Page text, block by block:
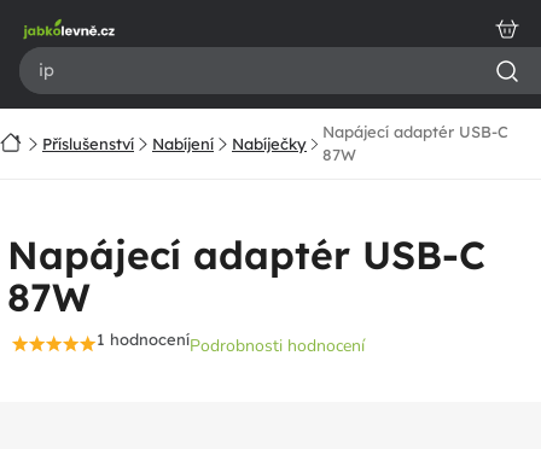
obsah
DomůPříslušenství Nabíjení Nabíječky
Napájecí adaptér USB-C
87W
Napájecí adaptér USB-C
87W
Průměrné
1 hodnoceníPodrobnosti hodnocení